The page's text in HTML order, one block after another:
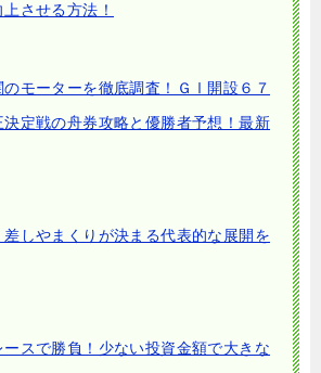
させる方法！
のモーターを徹底調査！ＧⅠ開設６７
定戦の舟券攻略と優勝者予想！最新
差しやまくりが決まる代表的な展開を
ースで勝負！少ない投資金額で大きな